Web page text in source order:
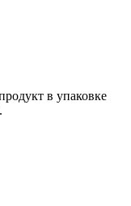
в упаковке